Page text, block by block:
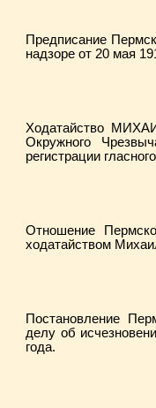
Предписание
надзоре от 20 мая
Ходатайство
Окружного
регистрации
Отношение
ходатайством
Постановление
делу об
года.